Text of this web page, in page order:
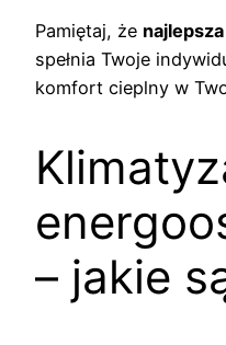
Pamiętaj, że
spełnia Twoje
komfort cieplny w
– jakie